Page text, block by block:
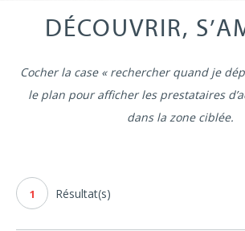
DÉCOUVRIR,
Cocher la case « rechercher quand je
le plan pour afficher les prestataires
dans la zone ciblée.
1 Résultat(s)